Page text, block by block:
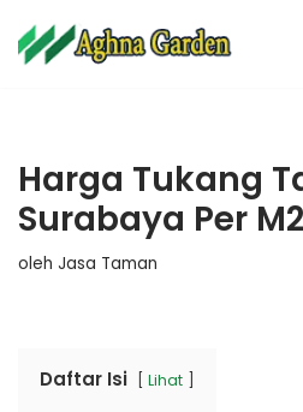
Lompat
Harga Tukang
Surabaya Per M2
oleh Jasa Taman
Daftar Isi Lihat